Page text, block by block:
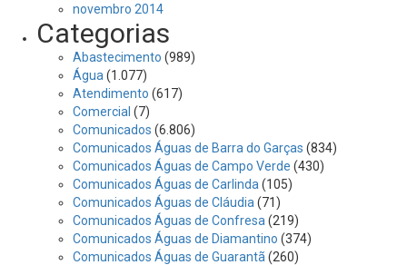
novembro 2014
Categorias
Abastecimento (989)
Água (1.077)
Atendimento (617)
Comercial (7)
Comunicados (6.806)
Comunicados Águas de Barra do Garças (834)
Comunicados Águas de Campo Verde (430)
Comunicados Águas de Carlinda (105)
Comunicados Águas de Cláudia (71)
Comunicados Águas de Confresa (219)
Comunicados Águas de Diamantino (374)
Comunicados Águas de Guarantã (260)